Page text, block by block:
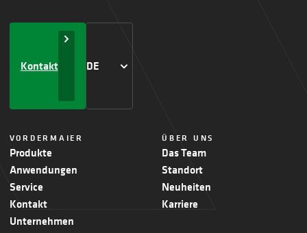
Kontakt DE
VORDERMAIER
Produkte
Anwendungen
Service
Kontakt
Unternehmen
ÜBER UNS
Das Team
Standort
Neuheiten
Karriere